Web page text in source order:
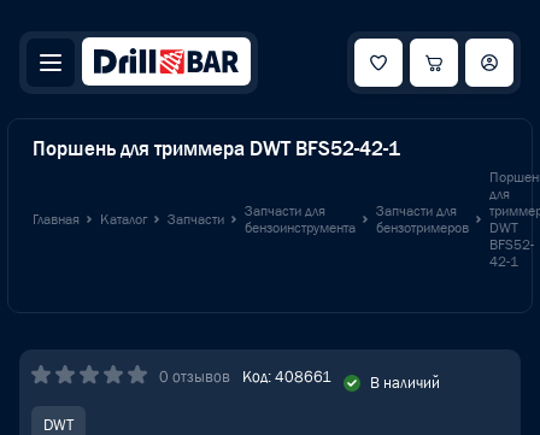
Поршень для триммера DWT BFS52-42-1
Главная Каталог Запчасти
Запчасти для
бензоинструмента
Запчасти для
бензотримеров
для
DWT
BFS52-
42-1
0 отзывов Код: 408661 В наличий
DWT